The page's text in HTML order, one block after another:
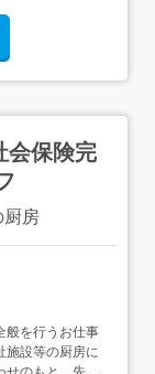
会保険完
厨房
般を行うお仕事
施設等の厨房に